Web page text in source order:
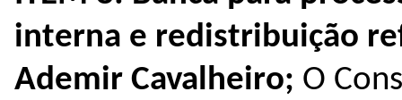
interna e redistribuição
Ademir Cavalheiro; O